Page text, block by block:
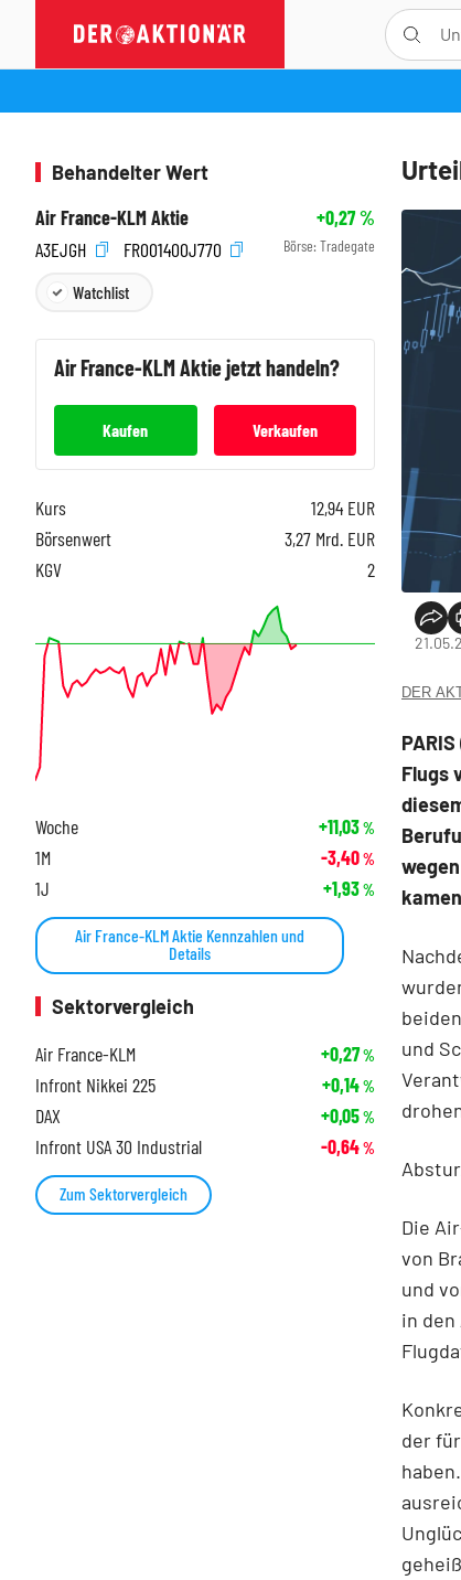
DER
Flugs
und
Die
von
und
in den
der
Behandelter Wert
Air France-KLM Aktie
+0,27%
A3EJGH
FR001400J770 Börse: Tradegate
Watchlist
Air France-KLMAktie jetzt handeln?
Kaufen Verkaufen
Kurs 12,94 EUR
Börsenwert
3,27 Mrd. EUR
KGV
2
Woche +11,03%
1M -3,40%
1J +1,93%
Air France-KLM Aktie Kennzahlen und
Details
Sektorvergleich
Air France-KLM
+0,27%
Infront Nikkei 225 +0,14%
DAX +0,05%
Infront USA 30 Industrial -0,64%
Zum Sektorvergleich